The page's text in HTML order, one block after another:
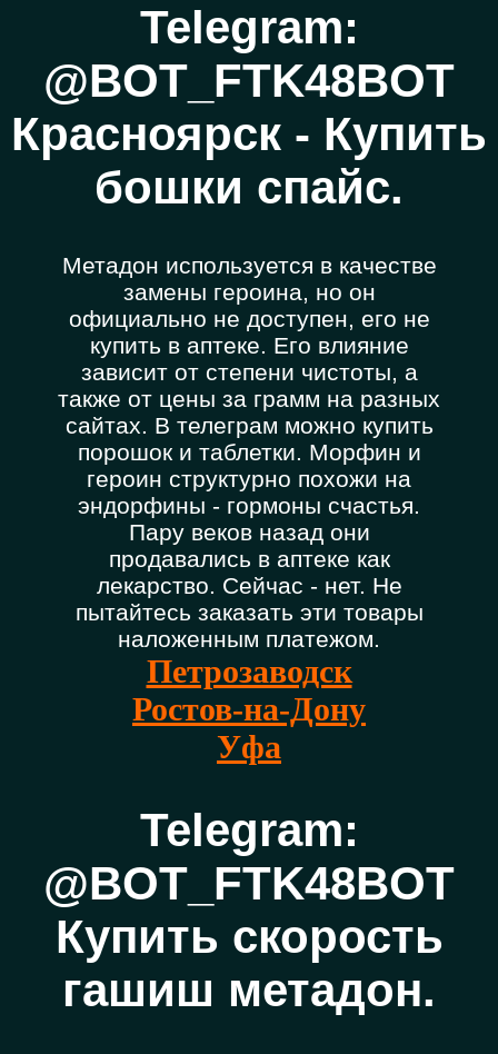
Telegram:
@BOT_FTK48BOT
Красноярск - Купить
бошки спайс.
Метадон используется в качестве
замены героина, но он
официально не доступен, его не
купить в аптеке. Его влияние
зависит от степени чистоты, а
также от цены за грамм на разных
сайтах. В телеграм можно купить
порошок и таблетки. Морфин и
героин структурно похожи на
эндорфины - гормоны счастья.
Пару веков назад они
продавались в аптеке как
лекарство. Сейчас - нет. Не
пытайтесь заказать эти товары
наложенным платежом.
Петрозаводск
Ростов-на-Дону
Уфа
Telegram:
@BOT_FTK48BOT
Купить скорость
гашиш метадон.